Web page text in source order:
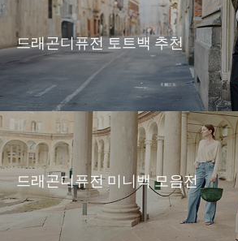
드래곤디퓨전 토트백 추천
드래곤디퓨전 미니백 모음전